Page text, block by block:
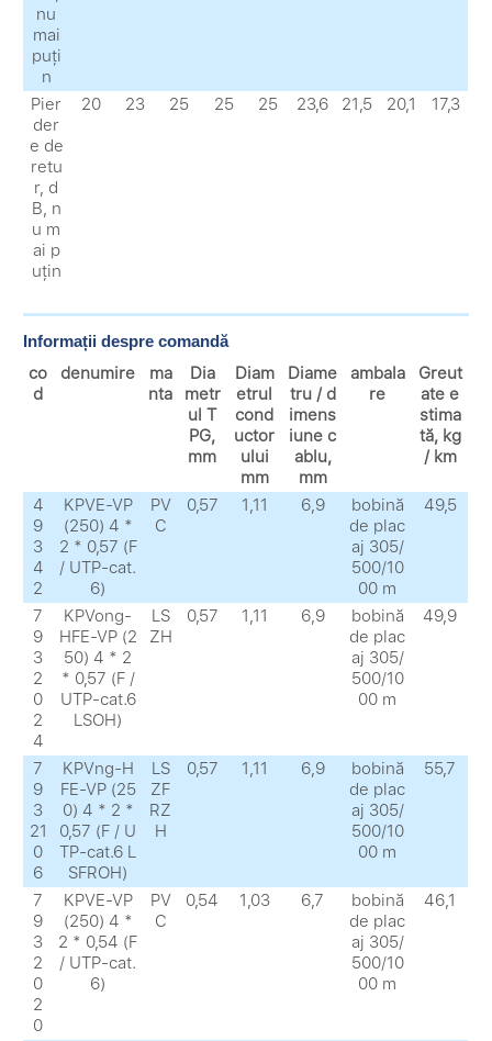
nu
mai
puți
n
Pier
der
e de
retu
r, d
B, n
u m
ai p
uțin
20 23 25 25 25 23,6 21,5 20,1 17,3
Informații despre comandă
co
d
denumire
ma
nta
Dia
metr
ul T
PG,
mm
Diam
etrul
cond
uctor
ului
mm
Diame
tru / d
imens
iune c
ablu,
mm
ambala
re
Greut
ate e
stima
tă, kg
/ km
4
9
3
4
2
KPVE-VP
(250) 4 *
2 * 0,57 (F
/ UTP-cat.
6)
PV
C
0,57 1,11 6,9
bobină
de plac
aj 305/
500/10
00 m
49,5
7
9
3
2
0
2
4
KPVong-
HFE-VP (2
50) 4 * 2
* 0,57 (F /
UTP-cat.6
LSOH)
LS
ZH
0,57 1,11 6,9
bobină
de plac
aj 305/
500/10
00 m
49,9
7
9
3
21
0
6
KPVng-H
FE-VP (25
0) 4 * 2 *
0,57 (F / U
TP-cat.6 L
SFROH)
LS
ZF
RZ
H
0,57 1,11 6,9
bobină
de plac
aj 305/
500/10
00 m
55,7
7
9
3
2
0
2
0
KPVE-VP
(250) 4 *
2 * 0,54 (F
/ UTP-cat.
6)
PV
C
0,54 1,03 6,7
bobină
de plac
aj 305/
500/10
00 m
46,1